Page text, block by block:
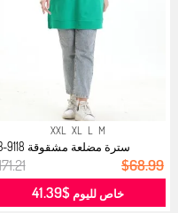
M
L
XL
XXL
$68.99
خاص لليوم $41.39